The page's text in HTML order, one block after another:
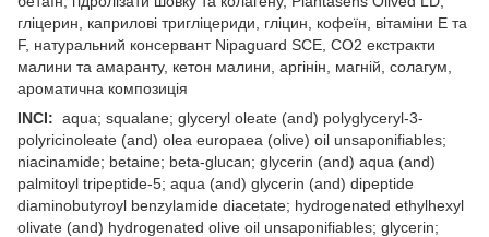
гліцерин, каприлові тригліцериди, гліцин, кофеїн, вітаміни Е та
F, натуральний консервант Nipaguard SCE, СО2 екстракти
малини та амаранту, кетон малини, аргінін, магній, солагум,
ароматична композиція
INCI: aqua; squalane; glyceryl oleate (and) polyglyceryl-3-
polyricinoleate (and) olea europaea (olive) oil unsaponifiables;
niacinamide; betaine; beta-glucan; glycerin (and) aqua (and)
palmitoyl tripeptide-5; aqua (and) glycerin (and) dipeptide
diaminobutyroyl benzylamide diacetate; hydrogenated ethylhexyl
olivate (and) hydrogenated olive oil unsaponifiables; glycerin;